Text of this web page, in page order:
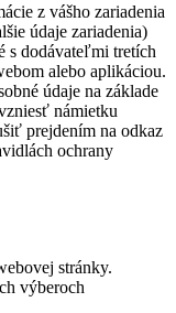
z vášho zariadenia
údaje zariadenia)
s dodávateľmi tretích
alebo aplikáciou.
údaje na základe
námietku
prejdením na odkaz
ochrany
stránky.
výberoch